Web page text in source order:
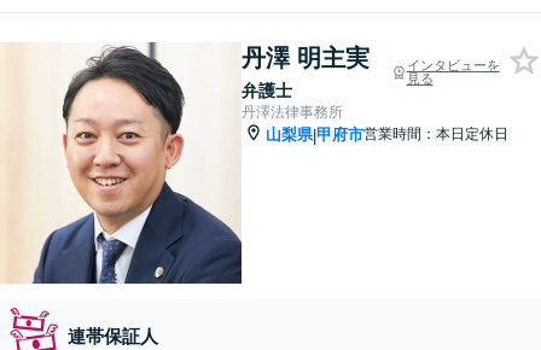
丹澤 明主実
弁護士
インタビューを
見る
丹澤法律事務所
山梨県|甲府市営業時間：本日定休日
連帯保証人